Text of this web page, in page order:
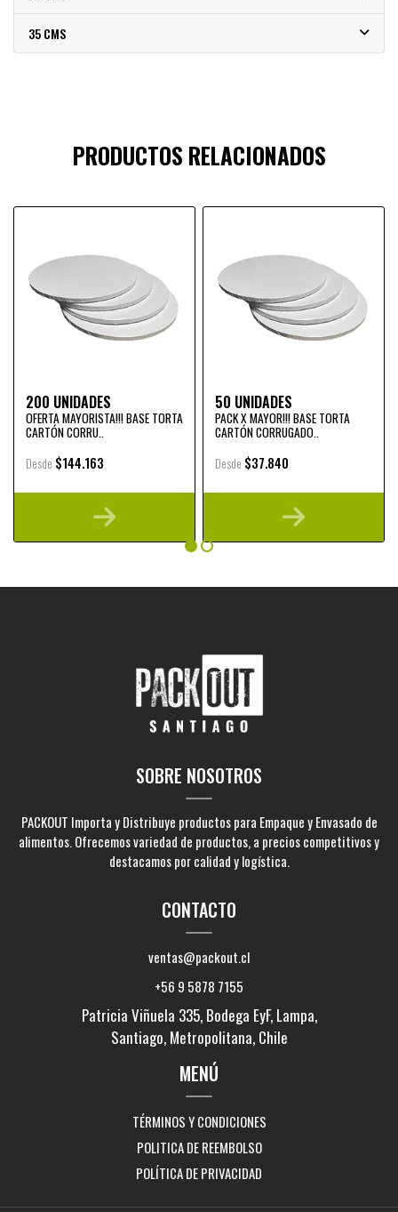
35 CMS
PRODUCTOS RELACIONADOS
200 UNIDADES
OFERTA MAYORISTA!!! BASE TORTA
CARTÓN CORRU..
Desde $144.163
50 UNIDADES
PACK X MAYOR!!! BASE TORTA
CARTÓN CORRUGADO..
Desde $37.840
SOBRE NOSOTROS
PACKOUT Importa y Distribuye productos para Empaque y Envasado de
alimentos. Ofrecemos variedad de productos, a precios competitivos y
destacamos por calidad y logística.
CONTACTO
ventas@packout.cl
+56 9 5878 7155
Patricia Viñuela 335, Bodega EyF, Lampa,
Santiago, Metropolitana, Chile
MENÚ
TÉRMINOS Y CONDICIONES
POLITICA DE REEMBOLSO
POLÍTICA DE PRIVACIDAD